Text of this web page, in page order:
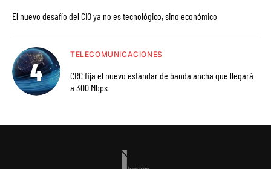
El nuevo desafío del CIO ya no es tecnológico, sino económico
TELECOMUNICACIONES
CRC fija el nuevo estándar de banda ancha que llegará
a 300 Mbps